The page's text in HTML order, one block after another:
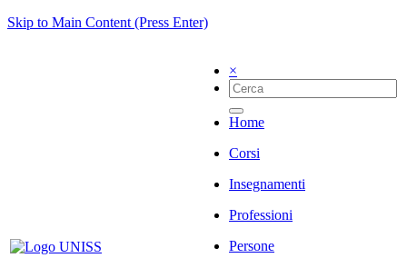
Skip to Main Content (Press Enter)
×
Home
Corsi
Insegnamenti
Professioni
Persone